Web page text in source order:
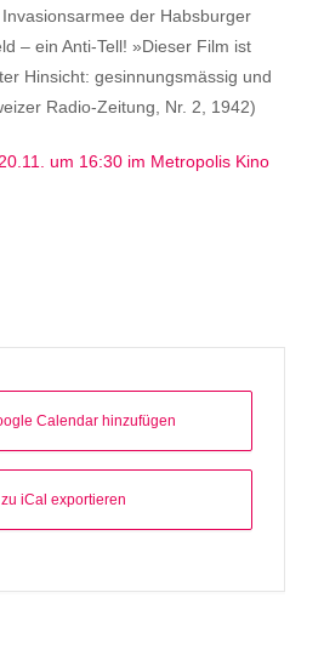
Invasionsarmeeder Habsburger
– ein Anti-Tell! »Dieser Film ist
Hinsicht:gesinnungsmässig und
Radio-Zeitung, Nr. 2, 1942)
um 16:30 im Metropolis Kino
Calendar hinzufügen
iCal exportieren